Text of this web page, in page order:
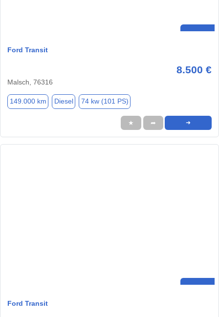
Ford Transit
8.500 €
Malsch, 76316
149.000 km Diesel 74 kw (101 PS)
★ ➦ ➜
Ford Transit